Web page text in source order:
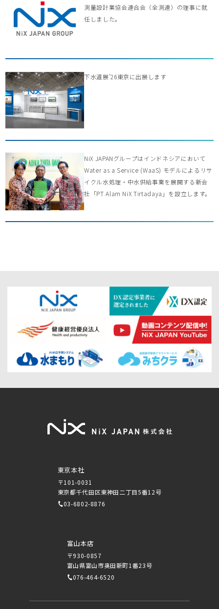
測量設計業協会連合会（全測連）の理事に就
任しました。
下水道展’26東京に出展します
NiX JAPANグループはインドネシアにおいて
Water as a Service (WaaS) モデルによるリサ
イクル水処理・中水供給事業を展開する新会
社「PT Alam NiX Tirtadaya」を設立します。
東京本社
〒101-0031
東京都千代田区東神田二丁目5番12号
03-6802-8876
富山本店
〒930-0857
富山県富山市奥田新町1番23号
076-464-6520